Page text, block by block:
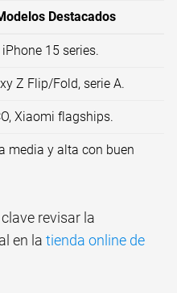
Destacados
15 series.
Z Flip/Fold, serie A.
Xiaomi flagships.
media y alta con buen
revisar la
en la tienda online de